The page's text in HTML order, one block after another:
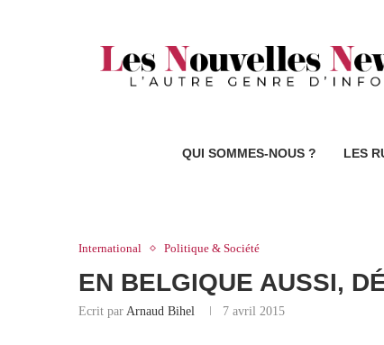
QUI SOMMES-NOUS ? LES
International Politique & Société
EN BELGIQUE AUSSI,
Ecrit par Arnaud Bihel 7 avril 2015